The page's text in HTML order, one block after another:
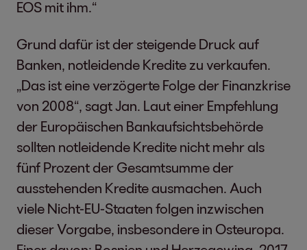
EOS mit ihm.“
Grund dafür ist der steigende Druck auf
Banken, notleidende Kredite zu verkaufen.
„Das ist eine verzögerte Folge der Finanzkrise
von 2008“, sagt Jan. Laut einer Empfehlung
der Europäischen Bankaufsichtsbehörde
sollten notleidende Kredite nicht mehr als
fünf Prozent der Gesamtsumme der
ausstehenden Kredite ausmachen. Auch
viele Nicht-EU-Staaten folgen inzwischen
dieser Vorgabe, insbesondere in Osteuropa.